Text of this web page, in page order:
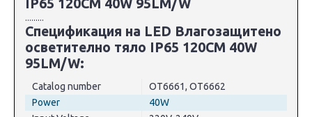
IP65 120CM 40W 95LM/W
Спецификация на LED Влагозащитено
осветително тяло IP65 120CM 40W
95LM/W:
Catalog number
ОТ6661, ОТ6662
Power
40W